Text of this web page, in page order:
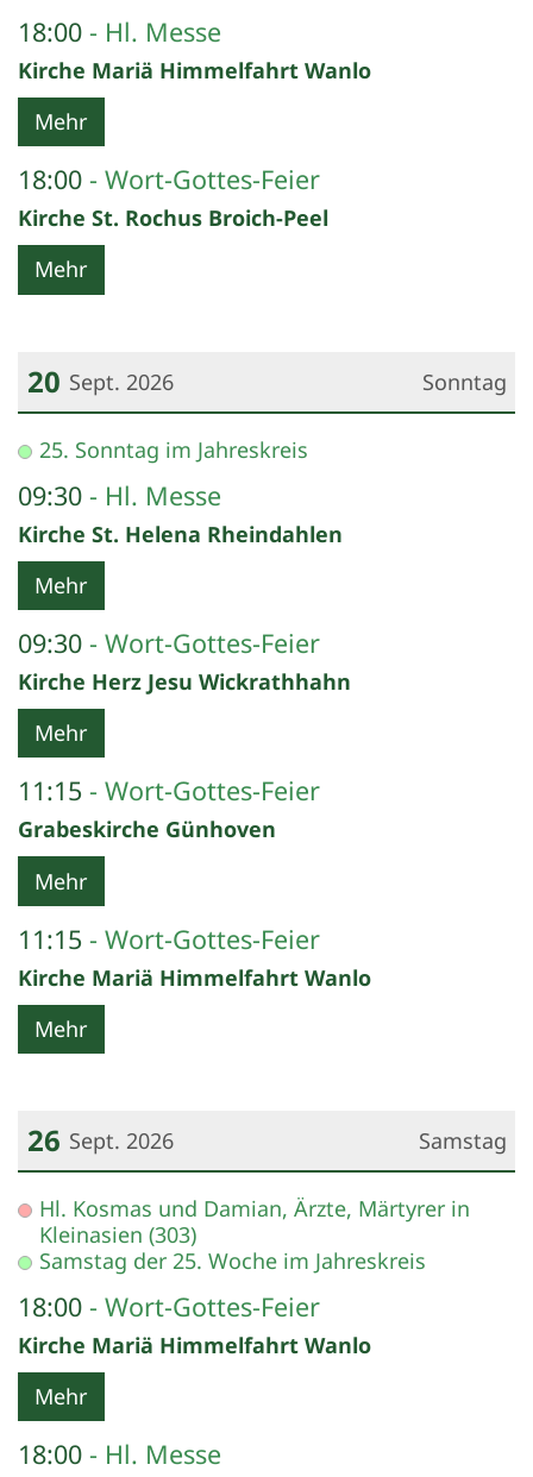
18:00 Hl. Messe
Kirche Mariä Himmelfahrt Wanlo
Mehr
18:00 Wort-Gottes-Feier
Kirche St. Rochus Broich-Peel
Mehr
Sonntag
20 Sept. 2026
Datum: 20. September 2026
25. Sonntag im Jahreskreis
09:30 Hl. Messe
Kirche St. Helena Rheindahlen
Mehr
09:30 Wort-Gottes-Feier
Kirche Herz Jesu Wickrathhahn
Mehr
11:15 Wort-Gottes-Feier
Grabeskirche Günhoven
Mehr
11:15 Wort-Gottes-Feier
Kirche Mariä Himmelfahrt Wanlo
Mehr
Samstag
26 Sept. 2026
Datum: 26. September 2026
Hl. Kosmas und Damian, Ärzte, Märtyrer in
Kleinasien (303)
Samstag der 25. Woche im Jahreskreis
18:00 Wort-Gottes-Feier
Kirche Mariä Himmelfahrt Wanlo
Mehr
18:00 Hl. Messe